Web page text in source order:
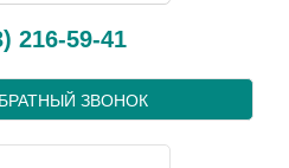
216-59-41
ЗВОНОК